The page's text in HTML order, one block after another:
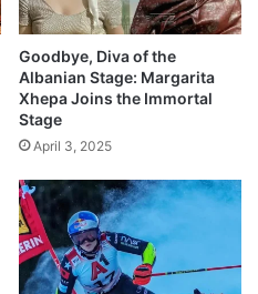
Goodbye, Diva of the
Albanian Stage: Margarita
Xhepa Joins the Immortal
Stage
April 3, 2025